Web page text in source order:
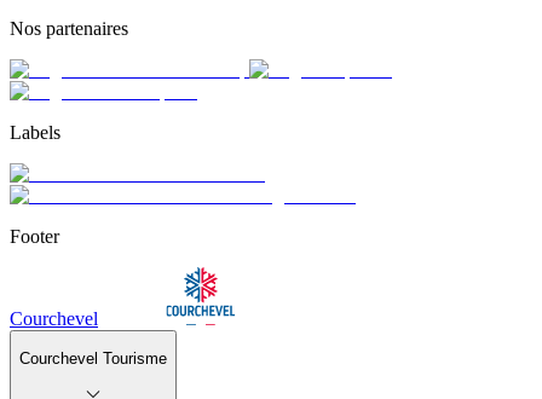
Nos partenaires
Labels
Footer
Courchevel
Courchevel Tourisme